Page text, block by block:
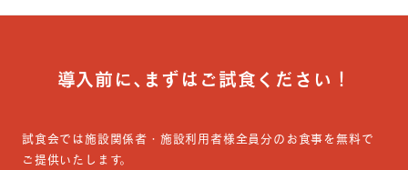
導入前に､まずはご試食ください！
試食会では施設関係者・施設利用者様全員分のお食事を無料で
ご提供いたします。